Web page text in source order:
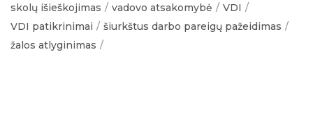
skolų išieškojimas
vadovo atsakomybė
VDI
VDI patikrinimai
šiurkštus darbo pareigų pažeidimas
žalos atlyginimas